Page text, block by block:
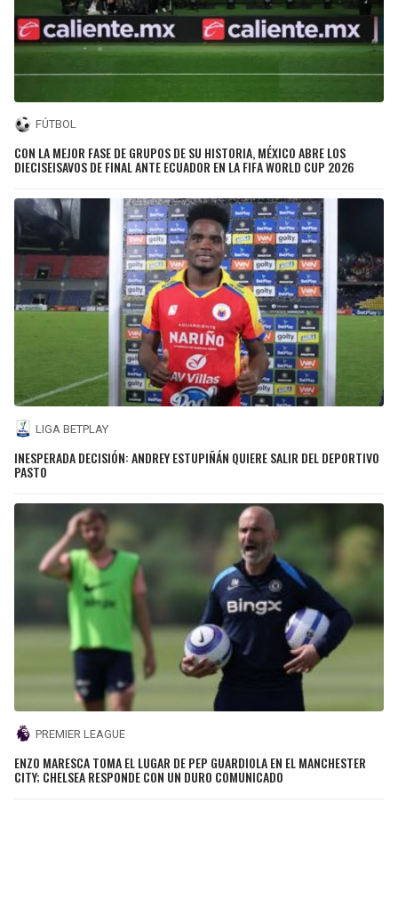
FÚTBOL
CON LA MEJOR FASE DE GRUPOS DE SU HISTORIA, MÉXICO ABRE LOS
DIECISEISAVOS DE FINAL ANTE ECUADOR EN LA FIFA WORLD CUP 2026
LIGA BETPLAY
INESPERADA DECISIÓN: ANDREY ESTUPIÑÁN QUIERE SALIR DEL DEPORTIVO
PASTO
PREMIER LEAGUE
ENZO MARESCA TOMA EL LUGAR DE PEP GUARDIOLA EN EL MANCHESTER
CITY; CHELSEA RESPONDE CON UN DURO COMUNICADO